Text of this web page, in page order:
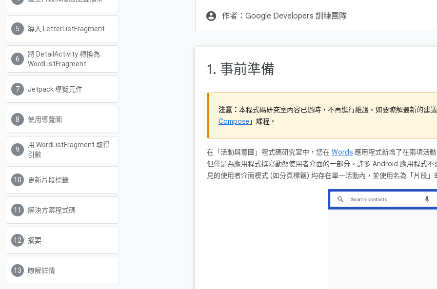
導入 LetterListFragment
將 DetailActivity 轉換為
WordListFragment
Jetpack 導覽元件
使用導覽圖
用 WordListFragment 取得
引數
更新片段標籤
解決方案程式碼
摘要
瞭解詳情
account_circle 作者：Google Developers 訓練團隊
1. 事前準備
注意： 本程式碼研究室內容已過時，不再進行維護。如要瞭解最新的建
Compose」課程。
在「活動與意圖」程式碼研究室中，您在 Words 應用程式新增了在兩項活
但僅是為應用程式撰寫動態使用者介面的一部分。許多 Android 應用程式
見的使用者介面模式 (如分頁標籤) 均存在單一活動內，並使用名為「片段」